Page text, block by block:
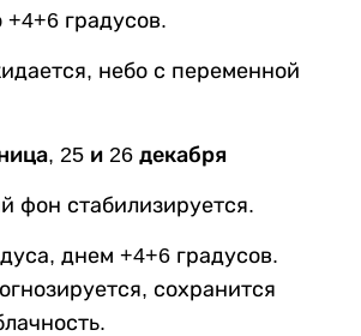
градусов.
небо с переменной
25 и 26 декабря
фон стабилизируется.
днем +4+6 градусов.
сохранится